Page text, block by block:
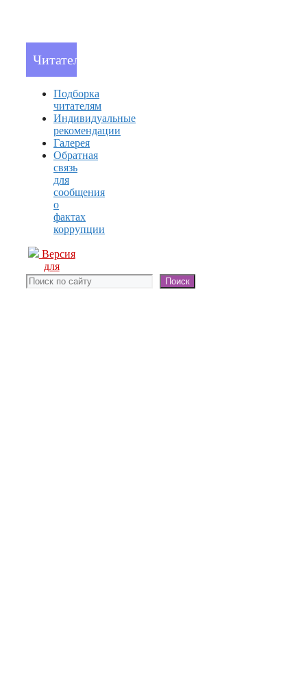
Читателям
Подборка
читателям
Индивидуальные
рекомендации
Галерея
Обратная
связь
для
сообщения
о
фактах
коррупции
Версия
для
слабовидящих
Поиск Поиск